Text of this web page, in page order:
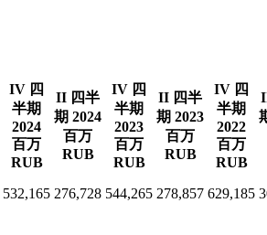
IV 四
半期
2024
百万
RUB
II 四半
期 2024
百万
RUB
IV 四
半期
2023
百万
RUB
II 四半
期 2023
百万
RUB
IV 四
半期
2022
百万
RUB
532,165 276,728 544,265 278,857 629,185